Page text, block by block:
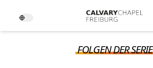
FOLGEN DER SERIE